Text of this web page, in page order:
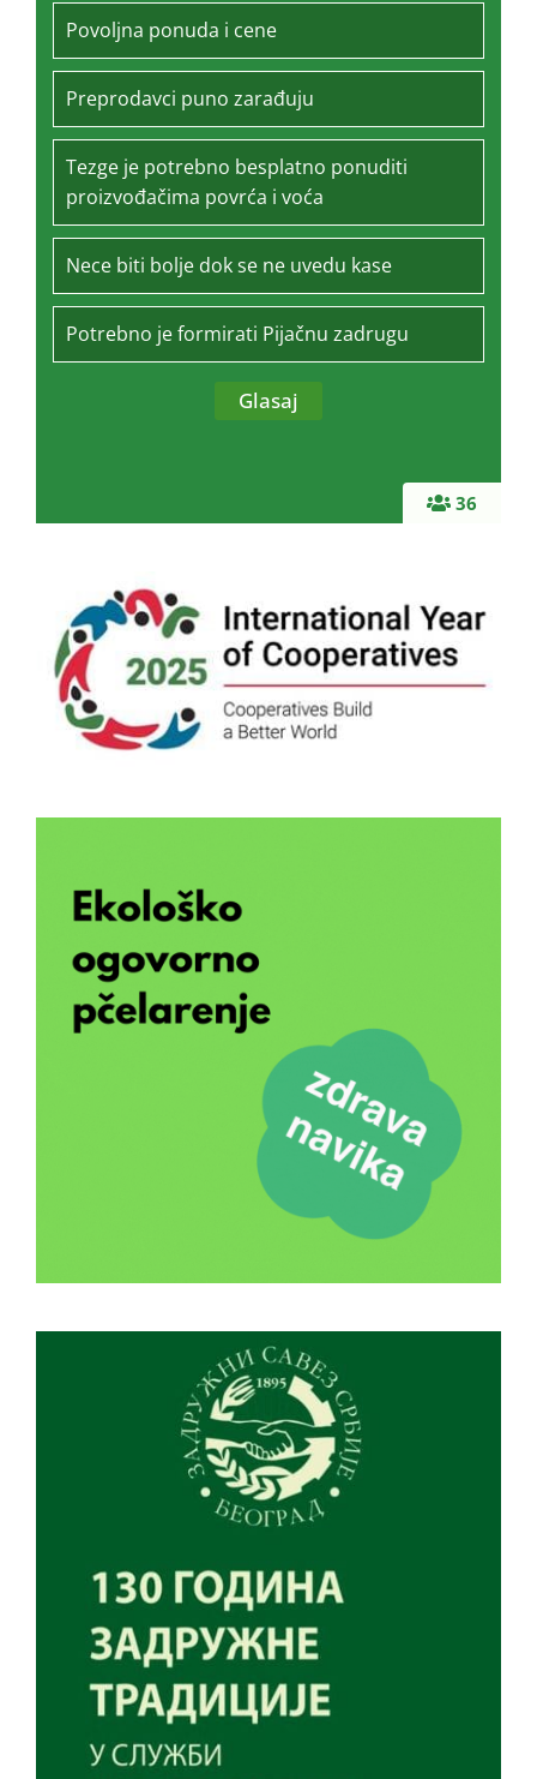
36
Povoljna ponuda i cene
Preprodavci puno zarađuju
Tezge je potrebno besplatno ponuditi
proizvođačima povrća i voća
Nece biti bolje dok se ne uvedu kase
Potrebno je formirati Pijačnu zadrugu